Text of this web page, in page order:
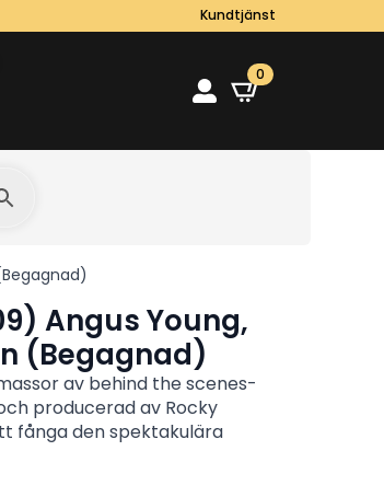
Kundtjänst
0
Angus Young,
(Begagnad)
av behind the scenes-
producerad av Rocky
fånga den spektakulära